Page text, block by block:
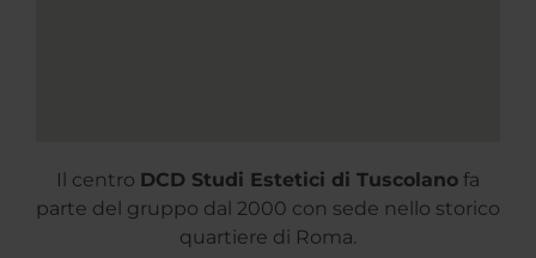
Il centro DCD Studi Estetici di Tuscolano fa
parte del gruppo dal 2000 con sede nello storico
quartiere di Roma.